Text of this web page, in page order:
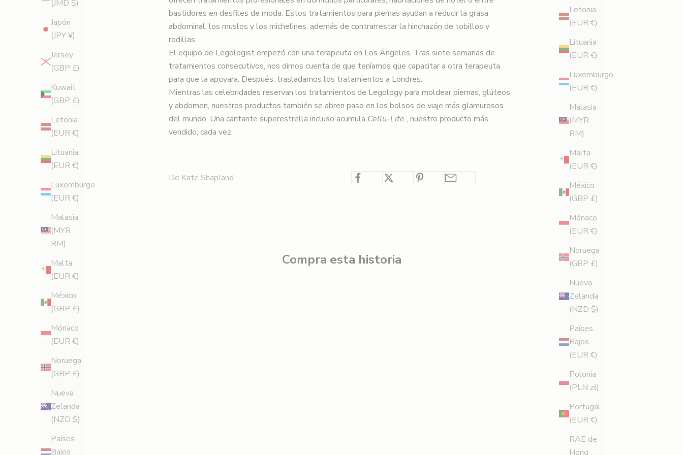
Letonia
(EUR €)
Lituania
(EUR €)
Luxemburgo
(EUR €)
Malasia
(MYR
RM)
Malta
(EUR €)
México
(GBP £)
Mónaco
(EUR €)
Noruega
(GBP £)
Nueva
Zelanda
(NZD $)
Países
Bajos
(EUR €)
Polonia
(PLN zł)
Portugal
(EUR €)
RAE de
Hong
(JMD $)
Japón
(JPY ¥)
Jersey
(GBP £)
Kuwait
(GBP £)
Letonia
(EUR €)
Lituania
(EUR €)
Luxemburgo
(EUR €)
Malasia
(MYR
RM)
Malta
(EUR €)
México
(GBP £)
Mónaco
(EUR €)
Noruega
(GBP £)
Nueva
Zelanda
(NZD $)
Países
Bajos
bastidores en desfiles de moda. Estos tratamientos para piernas ayudan a reducir la grasa
abdominal, los muslos y los michelines, además de contrarrestar la hinchazón de tobillos y
rodillas.
El equipo de Legologist empezó con una terapeuta en Los Ángeles. Tras siete semanas de
tratamientos consecutivos, nos dimos cuenta de que teníamos que capacitar a otra terapeuta
para que la apoyara. Después, trasladamos los tratamientos a Londres.
Mientras las celebridades reservan los tratamientos de Legology para moldear piernas, glúteos
y abdomen, nuestros productos también se abren paso en los bolsos de viaje más glamurosos
del mundo. Una cantante superestrella incluso acumula Cellu-Lite , nuestro producto más
vendido, cada vez.
De Kate Shapland
Compra esta historia